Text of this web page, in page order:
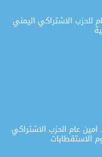
للحزب الاشتراكي اليمني
عام الحزب الاشتراكي
الاستقطابات